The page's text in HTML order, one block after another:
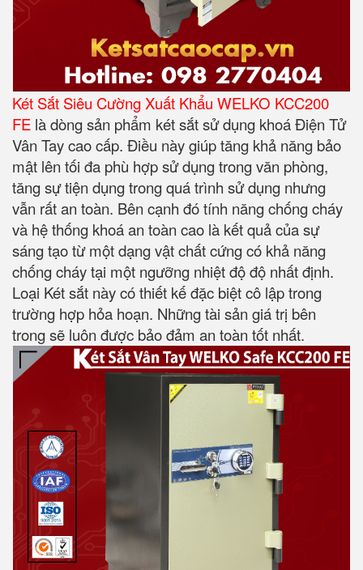
Két Sắt Siêu Cường Xuất Khẩu WELKO KCC200
FE là dòng sản phẩm két sắt sử dụng khoá Điện Tử
Vân Tay cao cấp. Điều này giúp tăng khả năng bảo
mật lên tối đa phù hợp sử dụng trong văn phòng,
tăng sự tiện dụng trong quá trình sử dụng nhưng
vẫn rất an toàn. Bên cạnh đó tính năng chống cháy
và hệ thống khoá an toàn cao là kết quả của sự
sáng tạo từ một dạng vật chất cứng có khả năng
chống cháy tại một ngưỡng nhiệt độ độ nhất định.
Loại Két sắt này có thiết kế đặc biệt cô lập trong
trường hợp hỏa hoạn. Những tài sản giá trị bên
trong sẽ luôn được bảo đảm an toàn tốt nhất.